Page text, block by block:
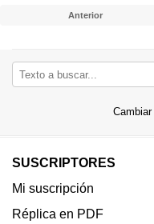
Anterior
SUSCRIPTORES
Mi suscripción
Réplica en PDF